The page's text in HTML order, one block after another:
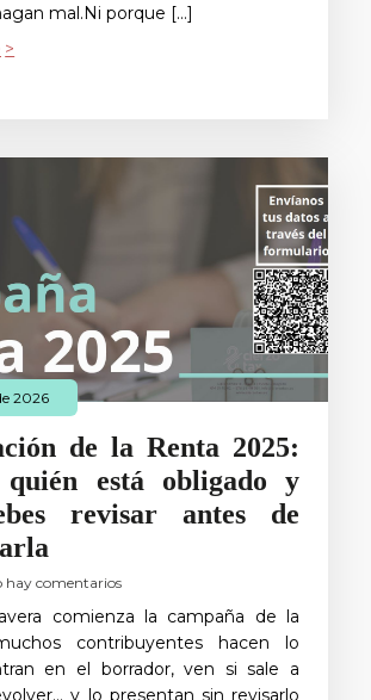
mal.Ni porque […]
2026
de la Renta 2025:
quién está obligado y
revisar antes de
hay comentarios
comienza la campaña de la
contribuyentes hacen lo
en el borrador, ven si sale a
y lo presentan sin revisarlo